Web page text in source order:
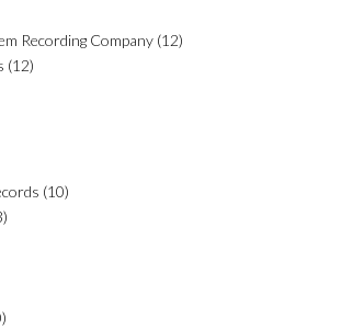
Recording Company (12)
(12)
(10)